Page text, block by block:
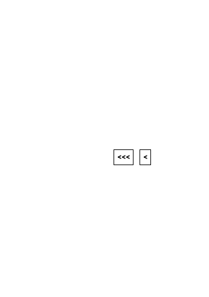
<<< <